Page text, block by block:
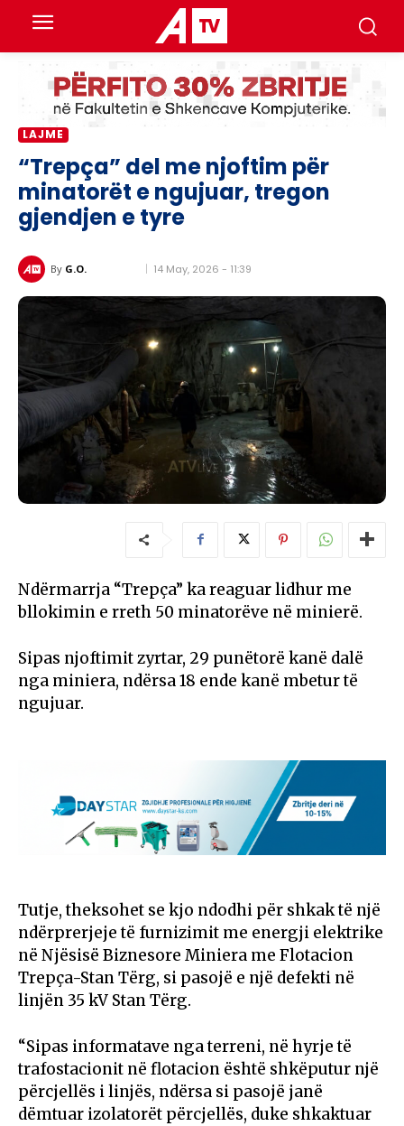
LAJME
“Trepça” del me njoftim për
minatorët e ngujuar, tregon
gjendjen e tyre
By G.O. 14 May, 2026 - 11:39
Ndërmarrja “Trepça” ka reaguar lidhur me
bllokimin e rreth 50 minatorëve në minierë.
Sipas njoftimit zyrtar, 29 punëtorë kanë dalë
nga miniera, ndërsa 18 ende kanë mbetur të
ngujuar.
Tutje, theksohet se kjo ndodhi për shkak të një
ndërprerjeje të furnizimit me energji elektrike
në Njësisë Biznesore Miniera me Flotacion
Trepça-Stan Tërg, si pasojë e një defekti në
linjën 35 kV Stan Tërg.
“Sipas informatave nga terreni, në hyrje të
trafostacionit në flotacion është shkëputur një
përcjellës i linjës, ndërsa si pasojë janë
dëmtuar izolatorët përcjellës, duke shkaktuar